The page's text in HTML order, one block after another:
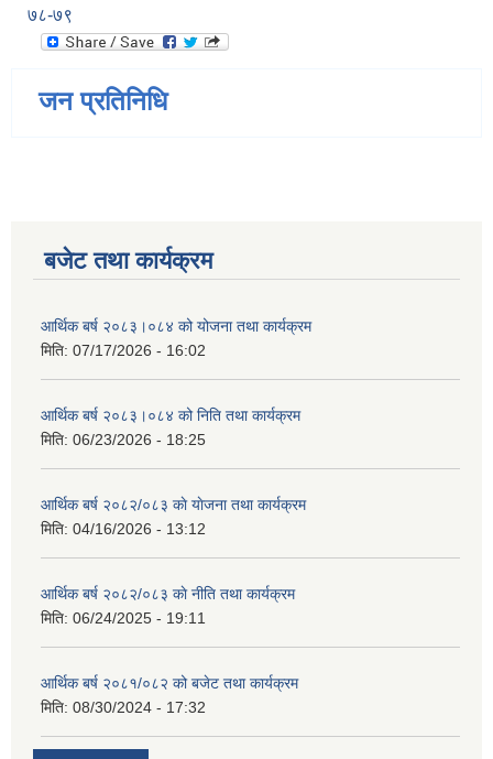
७८-७९
जन प्रतिनिधि
बजेट तथा कार्यक्रम
आर्थिक बर्ष २०८३।०८४ को योजना तथा कार्यक्रम
मिति: 07/17/2026 - 16:02
आर्थिक बर्ष २०८३।०८४ को निति तथा कार्यक्रम
मिति: 06/23/2026 - 18:25
आर्थिक बर्ष २०८२/०८३ काे याेजना तथा कार्यक्रम
मिति: 04/16/2026 - 13:12
आर्थिक बर्ष २०८२/०८३ काे नीति तथा कार्यक्रम
मिति: 06/24/2025 - 19:11
आर्थिक बर्ष २०८१/०८२ को बजेट तथा कार्यक्रम
मिति: 08/30/2024 - 17:32